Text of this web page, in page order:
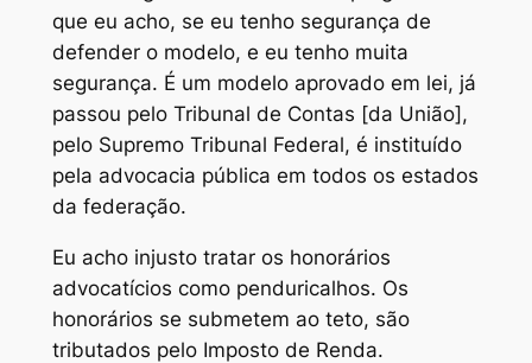
que eu acho, se eu tenho segurança de
defender o modelo, e eu tenho muita
segurança. É um modelo aprovado em lei, já
passou pelo Tribunal de Contas [da União],
pelo Supremo Tribunal Federal, é instituído
pela advocacia pública em todos os estados
da federação.
Eu acho injusto tratar os honorários
advocatícios como penduricalhos. Os
honorários se submetem ao teto, são
tributados pelo Imposto de Renda.